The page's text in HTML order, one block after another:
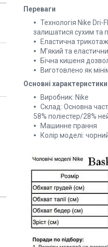
Переваги
Технологія Nike
залишатися сухим та
Еластична
М'який та
Бічна кишеня
Виготовлено як
Основні характеристики
Виробник: Nike
Склад: Основна
58% поліестер/28%
Машинне прання
Колір моделі: